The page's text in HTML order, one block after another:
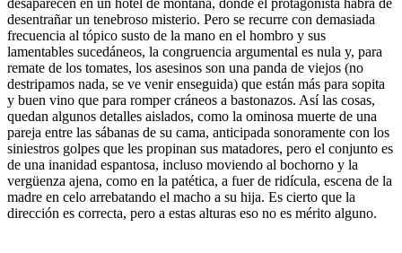
desentrañar un tenebroso misterio. Pero se recurre con demasiada
frecuencia al tópico susto de la mano en el hombro y sus
lamentables sucedáneos, la congruencia argumental es nula y, para
remate de los tomates, los asesinos son una panda de viejos (no
destripamos nada, se ve venir enseguida) que están más para sopita
y buen vino que para romper cráneos a bastonazos. Así las cosas,
quedan algunos detalles aislados, como la ominosa muerte de una
pareja entre las sábanas de su cama, anticipada sonoramente con los
siniestros golpes que les propinan sus matadores, pero el conjunto es
de una inanidad espantosa, incluso moviendo al bochorno y la
vergüenza ajena, como en la patética, a fuer de ridícula, escena de la
madre en celo arrebatando el macho a su hija. Es cierto que la
dirección es correcta, pero a estas alturas eso no es mérito alguno.